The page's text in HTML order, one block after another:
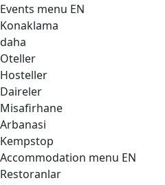
Events menu EN
Konaklama
daha
Oteller
Hosteller
Daireler
Misafirhane
Arbanasi
Kempstop
Accommodation menu EN
Restoranlar